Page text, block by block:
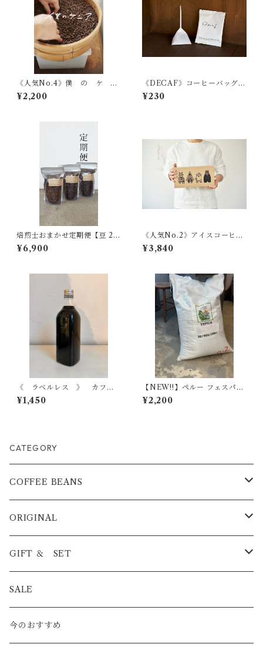
《人気No.4》僕 の ケ
ニ ア 中深煎り 200g
¥2,200
《DECAF》コーヒーバッグ
１個
¥230
焙煎士おまかせ定期便【豆 20
0g】3種 ｜送料無料｜
¥6,900
《人気No.2》アイスコーヒー
ミニ 4本セット専用BOX入
り
¥3,840
《 ラベルレス 》 カフェ
オレベース 500ml
¥1,450
【NEW!!】ペルー フェスパ農
園 ティピカ種 深煎り ２
００ｇ
¥2,200
CATEGORY
COFFEE BEANS
BLEND
浅煎り
中煎り
STRAIGHT
浅煎り
中煎り
PREMIUM
酸味系
ORIGINAL
ICED COFFEE
COFFEE BAG
CAFE AU LAIT BASE
GIFT ＆ SET
COFFEE BAG
ICED COFFEE
SALE
今のおすすめ